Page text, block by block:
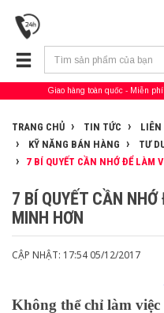
Giao hàng toàn quốc Miễn
TRANG CHỦ TIN TỨC
LIÊN
KỸ NĂNG BÁN HÀNG
TƯ
7 BÍ QUYẾT CẦN NHỚ ĐỂ LÀM
7 BÍ QUYẾT CẦN
MINH HƠN
CẬP NHẬT: 17:54 05/12/2017
Không thể chỉ làm